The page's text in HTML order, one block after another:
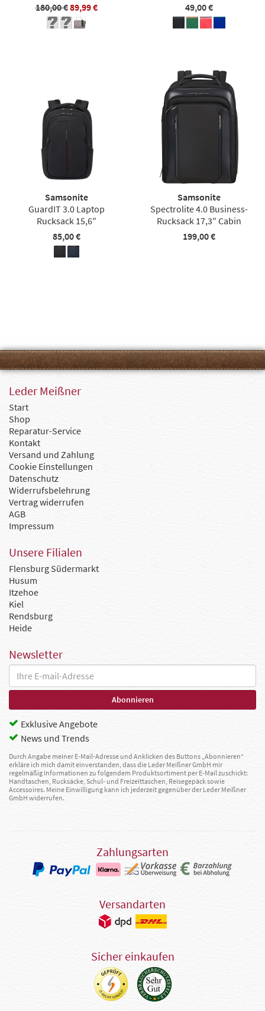
180,00 €89,99 €
49,00 €
Samsonite
GuardIT 3.0 Laptop
Rucksack 15,6″
85,00 €
Samsonite
Spectrolite 4.0 Business-
Rucksack 17,3″ Cabin
199,00 €
Leder Meißner
Start
Shop
Reparatur-Service
Kontakt
Versand und Zahlung
Cookie Einstellungen
Datenschutz
Widerrufsbelehrung
Vertrag widerrufen
AGB
Impressum
Unsere Filialen
Flensburg Südermarkt
Husum
Itzehoe
Kiel
Rendsburg
Heide
Newsletter
Exklusive Angebote
News und Trends
Durch Angabe meiner E-Mail-Adresse und Anklicken des Buttons „Abonnieren“
erkläre ich mich damit einverstanden, dass die Leder Meißner GmbH mir
regelmäßig Informationen zu folgendem Produktsortiment per E-Mail zuschickt:
Handtaschen, Rucksäcke, Schul- und Freizeittaschen, Reisegepäck sowie
Accessoires. Meine Einwilligung kann ich jederzeit gegenüber der Leder Meißner
GmbH widerrufen.
Zahlungsarten
Versandarten
Sicher einkaufen